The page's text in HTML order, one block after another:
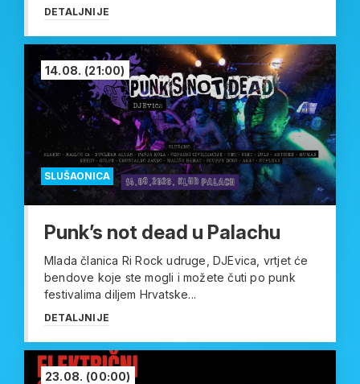
DETALJNIJE
SLUŠAONICA
14.08. (21:00)
Punk’s not dead u Palachu
Mlada članica Ri Rock udruge, DJEvica, vrtjet će
bendove koje ste mogli i možete čuti po punk
festivalima diljem Hrvatske...
DETALJNIJE
23.08. (00:00)